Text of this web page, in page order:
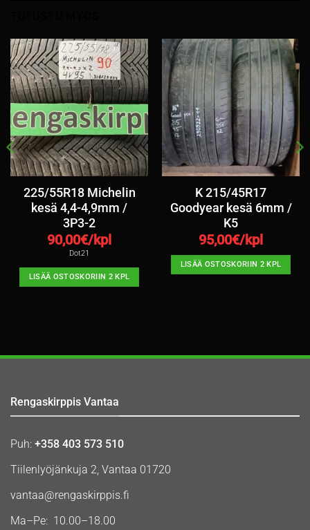
225/55R18 Michelin
kesä 4,4-4,9mm /
3P3-2
90,00€/kpl
Dot21
LISÄÄ OSTOSKORIIN 2 KPL
K 215/45R17
Goodyear kesä 6mm /
K5
95,00€/kpl
LISÄÄ OSTOSKORIIN 2 KPL
Rengaskirppis Vantaa
Puh: +358 403 573 510
Tiilenlyöjänkuja 2, Vantaa 01720
vantaa@rengaskirppis.fi
Ma–Pe: 10.00–18.00